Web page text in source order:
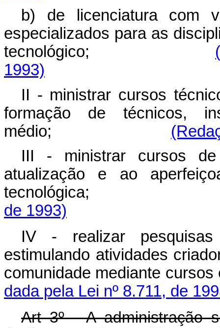
b) de licenciatura com
especializados para as
tecnológico;
1993)
II - ministrar cursos
formação de técnicos,
médio;
III - ministrar cursos de
atualização e ao
de 1993)
IV - realizar
estimulando atividades
comunidade
dada pela Lei nº 8.711, de
Art 3º - A administração